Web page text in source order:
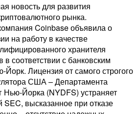
новость для развития
рынка.
Coinbase объявила о
на работу в качестве
хранителя
соответствии с банковским
Лицензия от самого строгого
США – Департамента
Нью-Йорка (NYDFS) устраняет
SEC, высказанное при отказе